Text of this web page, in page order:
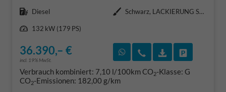
Kraftstoff Diesel Außenfarbe
Schwarz, LACKIERUNG SCHWARZ PERLA NERA/TYP AUSSENVERKLEIDUNG METALLIC-LACKIERUNG (B0N9V/B0MM0/KTV)
Leistung
132 kW (179 PS)
36.390,– €
incl. 19% MwSt.
Rückruf vereinbaren
Wir rufen Sie an
Verbrauch kombiniert: 7,10 l/100kmCO2-Klasse: G
CO2-Emissionen: 182,00 g/km